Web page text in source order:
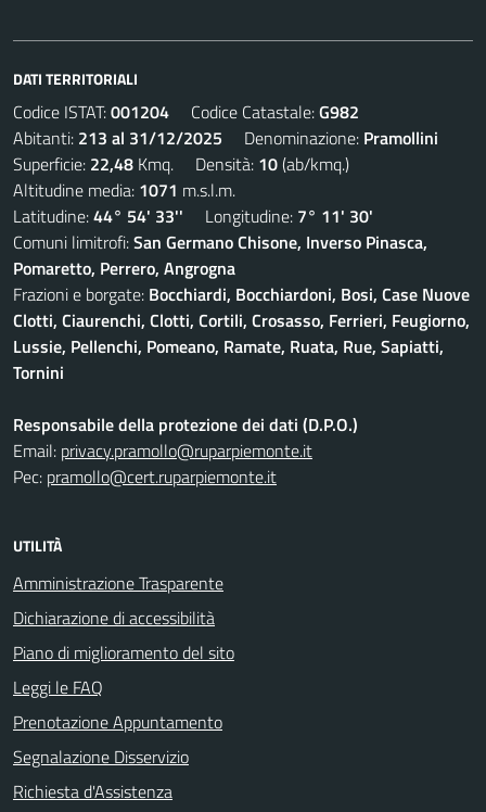
DATI TERRITORIALI
Codice ISTAT:001204 Codice Catastale:G982
Abitanti: 213 al 31/12/2025 Denominazione: Pramollini
Superficie: 22,48 Kmq. Densità: 10(ab/kmq.)
Altitudine media: 1071 m.s.l.m.
Latitudine:44° 54' 33'' Longitudine: 7° 11' 30'
Comuni limitrofi:San Germano Chisone, Inverso Pinasca,
Pomaretto, Perrero, Angrogna
Frazioni e borgate: Bocchiardi, Bocchiardoni, Bosi, Case Nuove
Clotti, Ciaurenchi, Clotti, Cortili, Crosasso, Ferrieri, Feugiorno,
Lussie, Pellenchi, Pomeano, Ramate, Ruata, Rue, Sapiatti,
Tornini
Responsabile della protezione dei dati (D.P.O.)
Email: privacy.pramollo@ruparpiemonte.it
Pec: pramollo@cert.ruparpiemonte.it
UTILITÀ
Amministrazione Trasparente
Dichiarazione di accessibilità
Piano di miglioramento del sito
Leggi le FAQ
Prenotazione Appuntamento
Segnalazione Disservizio
Richiesta d'Assistenza